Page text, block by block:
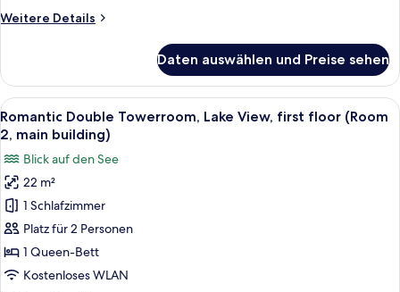
(Room
building)
anzeigen
Weitere Details
Weitere
Double
Room,
City
View,
Ground
Floor
(Room
3,
main
building)
Daten auswählen und Preise sehen
Alle
Fotos
für
Romantic
Double
Towerroom,
Lake
View,
first
Ein Hotelzimmer mit einem Bett,
7
Romantic Double Towerroom, Lake View, first floor (Room
2, main building)
Blick auf den See
22 m²
1 Schlafzimmer
Platz für 2 Personen
1 Queen-Bett
Kostenloses WLAN